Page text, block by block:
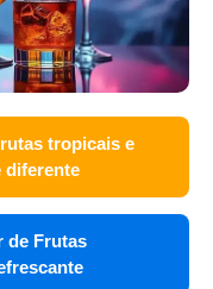
tropicais e
diferente
de Frutas